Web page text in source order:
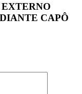
EXTERNO
CAPÔ